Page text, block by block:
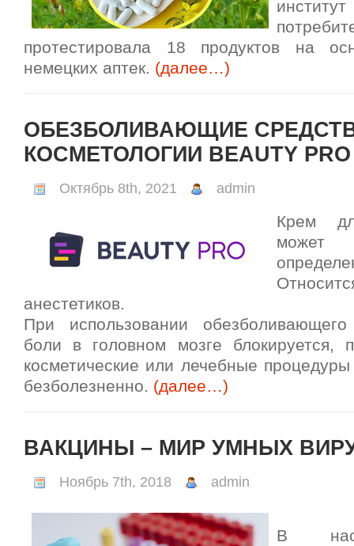
протестировала 18 продуктов на
немецких аптек. (далее…)
ОБЕЗБОЛИВАЮЩИЕ
КОСМЕТОЛОГИИ BEAUTY PRO
Октябрь 8th, 2021 admin
Крем
анестетиков.
При использовании
боли в головном мозге блокируется,
косметические или лечебные процедуры
безболезненно. (далее…)
ВАКЦИНЫ – МИР УМНЫХ
Ноябрь 7th, 2018 admin
В